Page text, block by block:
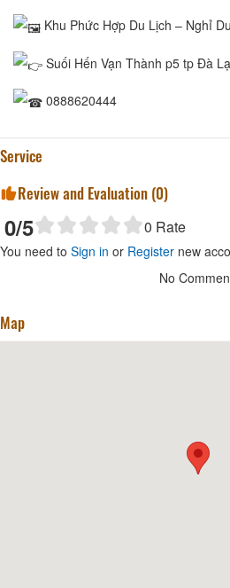
Khu Phức Hợp Du Lịch – Nghỉ
Suối Hến Vạn Thành p5 tp Đà
0888620444
Service
Review and Evaluation (0)
0/5 0 Rate
You need to Sign in or Register new
No
Map